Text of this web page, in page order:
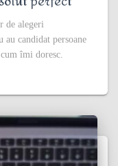
de alegeri
candidat persoane
îmi doresc.